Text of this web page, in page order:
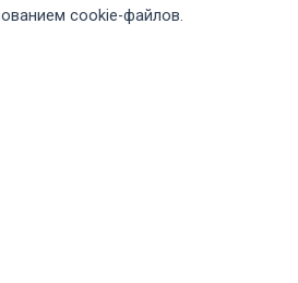
cookie-файлов.